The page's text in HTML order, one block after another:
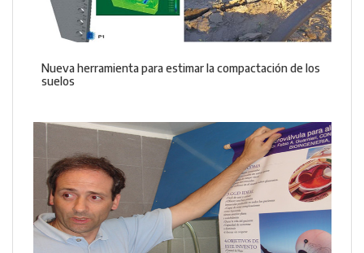
Nueva herramienta para estimar la compactación de los
suelos